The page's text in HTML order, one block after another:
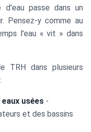
d'eau passe dans un
Pensez-y comme au
l'eau « vit » dans
TRH dans plusieurs
usées -
et des bassins